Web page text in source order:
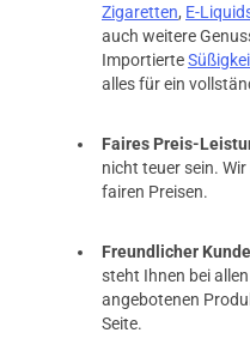
Zigaretten, E-
auch weitere
Importierte
alles für ein
Faires Preis-
nicht teuer sein.
fairen Preisen.
Freundlicher
steht Ihnen bei
angebotenen
Seite.